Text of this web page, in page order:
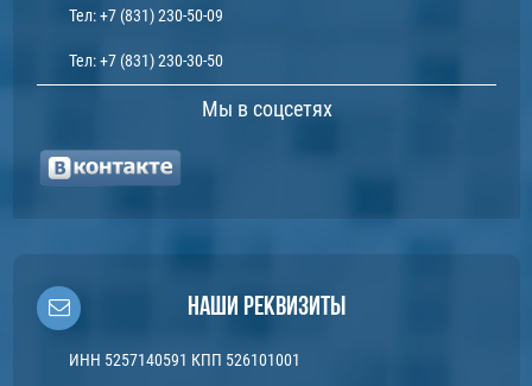
Тел:+7 (831) 230-50-09
Тел:+7 (831) 230-30-50
Мы в соцсетях
Наши реквизиты
ИНН 5257140591 КПП 526101001